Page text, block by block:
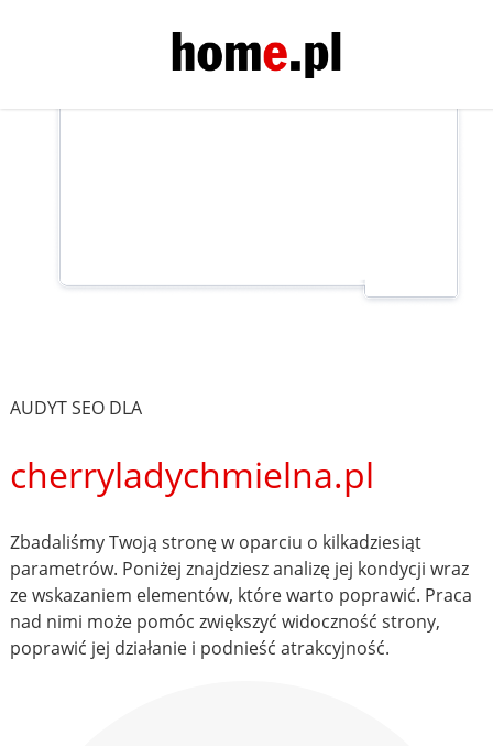
AUDYT SEO DLA
cherryladychmielna.pl
Zbadaliśmy Twoją stronę w oparciu o kilkadziesiąt
parametrów. Poniżej znajdziesz analizę jej kondycji wraz
ze wskazaniem elementów, które warto poprawić. Praca
nad nimi może pomóc zwiększyć widoczność strony,
poprawić jej działanie i podnieść atrakcyjność.